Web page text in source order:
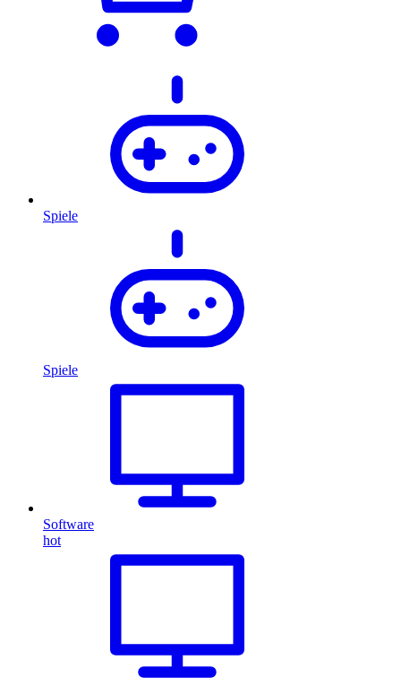
Spiele
Spiele
Software
hot